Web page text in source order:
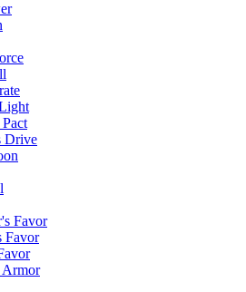
Drive
Favor
Favor
Armor